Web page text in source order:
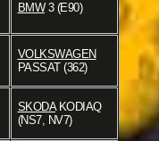
BMW3 (E90)
VOLKSWAGEN
PASSAT (362)
SKODAKODIAQ
(NS7, NV7)